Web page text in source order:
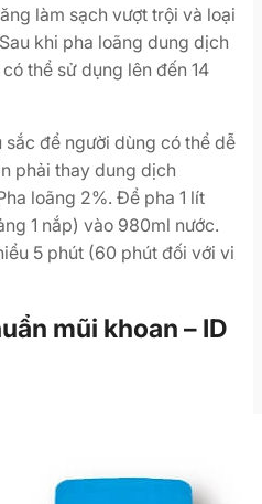
làm sạch vượt trội và loại
khi pha loãng dung dịch
thể sử dụng lên đến 14
để người dùng có thể dễ
phải thay dung dịch
loãng 2%. Để pha 1 lít
1 nắp) vào 980ml nước.
5 phút (60 phút đối với vi
mũi khoan – ID